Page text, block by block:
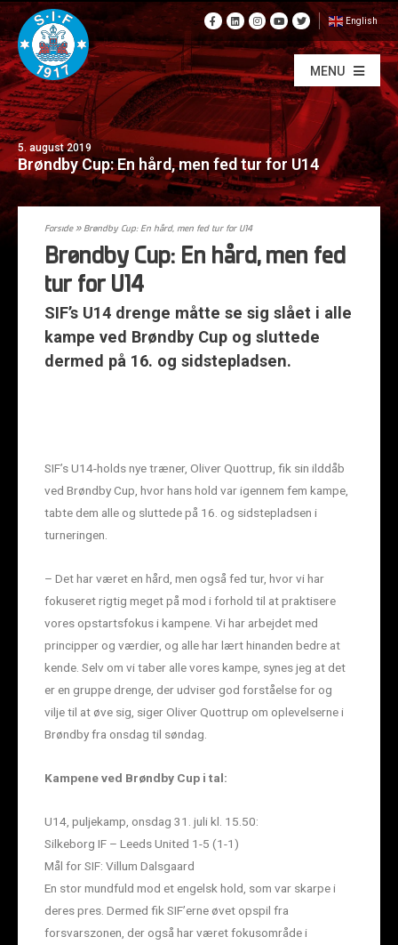
English
MENU
5. august 2019
Brøndby Cup: En hård, men fed tur for U14
Forside»Brøndby Cup: En hård, men fed tur for U14
Brøndby Cup: En hård, men fed
tur for U14
SIF’s U14 drenge måtte se sig slået i alle
kampe ved Brøndby Cup og sluttede
dermed på 16. og sidstepladsen.
SIF’s U14-holds nye træner, Oliver Quottrup, fik sin ilddåb
ved Brøndby Cup, hvor hans hold var igennem fem kampe,
tabte dem alle og sluttede på 16. og sidstepladsen i
turneringen.
– Det har været en hård, men også fed tur, hvor vi har
fokuseret rigtig meget på mod i forhold til at praktisere
vores opstartsfokus i kampene. Vi har arbejdet med
principper og værdier, og alle har lært hinanden bedre at
kende. Selv om vi taber alle vores kampe, synes jeg at det
er en gruppe drenge, der udviser god forståelse for og
vilje til at øve sig, siger Oliver Quottrup om oplevelserne i
Brøndby fra onsdag til søndag.
Kampene ved Brøndby Cup i tal:
U14, puljekamp, onsdag 31. juli kl. 15.50:
Silkeborg IF – Leeds United 1-5 (1-1)
Mål for SIF: Villum Dalsgaard
En stor mundfuld mod et engelsk hold, som var skarpe i
deres pres. Dermed fik SIF’erne øvet opspil fra
forsvarszonen, der også har været fokusområde i